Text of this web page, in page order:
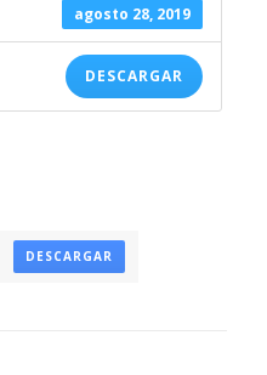
agosto 28, 2019
DESCARGAR
DESCARGAR